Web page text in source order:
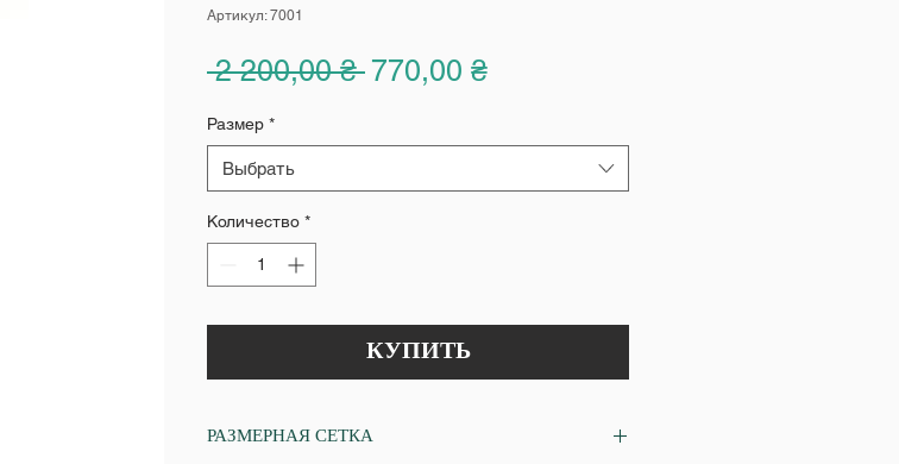
Артикул: 7001
2 200,00 ₴ Обычная
770,00 ₴Спеццена
Размер *
Выбрать
Количество *
КУПИТЬ
РАЗМЕРНАЯ СЕТКА